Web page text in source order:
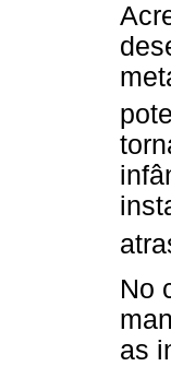
No
as